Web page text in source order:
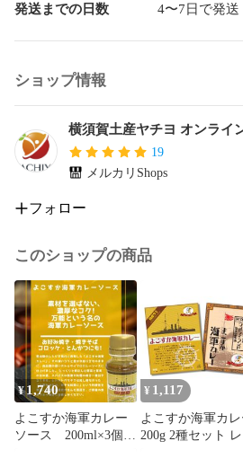
発送までの日数 4〜7日で発送
ショップ情報
横須賀土産ヤチヨ オンライ
19
メルカリShops
フォロー
このショップの商品
¥1,740
よこすか海軍カレー
ソース 200ml×3個セ
¥ 1,117
よこすか海軍カレ
200g 2種セット